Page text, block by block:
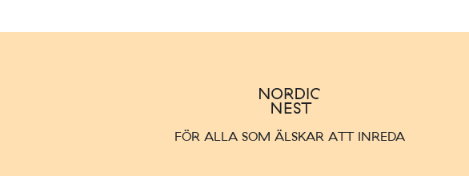
FÖR ALLA SOM ÄLSKAR ATT INREDA